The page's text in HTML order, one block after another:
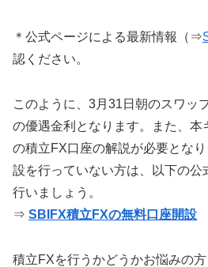
＊公式ページによる最新情報（⇒
認ください。
このように、3月31日朝のスワッ
の優遇金利となります。また、本
の積立FX口座の解説が必要とな
設を行っていない方は、以下の公
行いましょう。
⇒ SBIFX積立FXの無料口座開設
積立FXを行うかどうかお悩みの方